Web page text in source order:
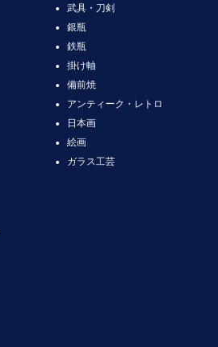
武具・刀剣
銀瓶
鉄瓶
掛け軸
備前焼
アンティーク・レトロ
日本画
絵画
ガラス工芸